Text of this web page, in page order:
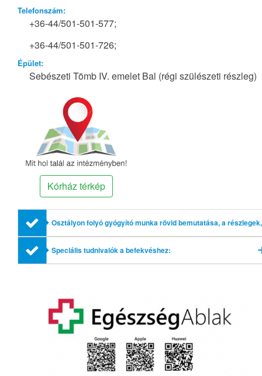
Telefonszám:
+36-44/501-501-577;
+36-44/501-501-726;
Épület:
Sebészeti Tömb IV. emelet Bal (régi szülészeti részleg)
Kórház térkép
Osztályon folyó gyógyító munka rövid bemutatása, a részlegek,
profilok említésével
Speciális tudnivalók a befekvéshez: